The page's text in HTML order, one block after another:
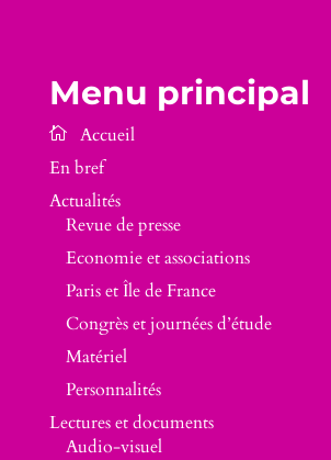
Menu principal
En bref
Actualités
Revue de presse
Economie et associations
Paris et Île de France
Congrès et journées d’étude
Matériel
Personnalités
Lectures et documents
Audio-visuel